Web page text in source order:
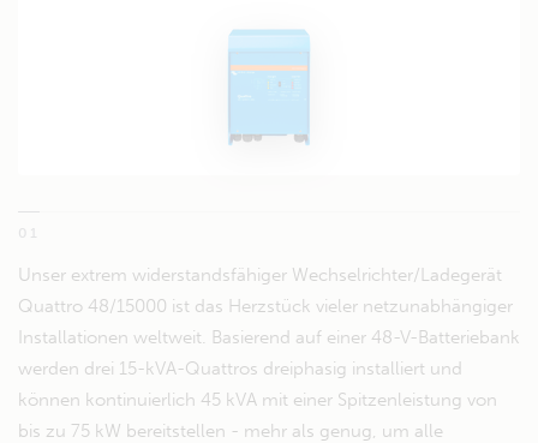
01
Unser extrem widerstandsfähiger Wechselrichter/Ladegerät
Quattro 48/15000 ist das Herzstück vieler netzunabhängiger
Installationen weltweit. Basierend auf einer 48-V-Batteriebank
werden drei 15-kVA-Quattros dreiphasig installiert und
können kontinuierlich 45 kVA mit einer Spitzenleistung von
bis zu 75 kW bereitstellen - mehr als genug, um alle